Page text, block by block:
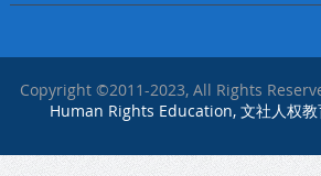
Copyright ©2011-2023, All Rights
Human Rights Education, 文社人权